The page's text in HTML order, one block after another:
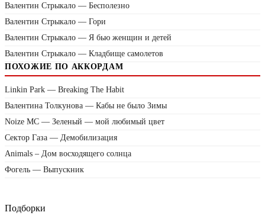
Валентин Стрыкало — Бесполезно
Валентин Стрыкало — Гори
Валентин Стрыкало — Я бью женщин и детей
Валентин Стрыкало — Кладбище самолетов
ПОХОЖИЕ ПО АККОРДАМ
Linkin Park — Breaking The Habit
Валентина Толкунова — Кабы не было Зимы
Noize MC — Зеленый — мой любимый цвет
Сектор Газа — Демобилизация
Animals – Дом восходящего солнца
Фогель — Выпускник
Подборки